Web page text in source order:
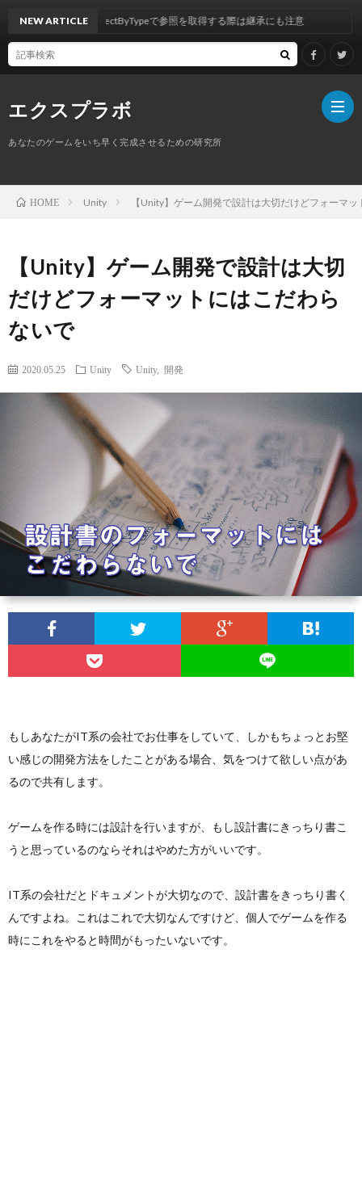
エクスプラボ
あなたのゲームをいち早く完成させるための研究所
ム
ル
ス
容3D
ダ
ジ
ン
の
バ
ー
シ
い
わ
NEW ARTICLE
FindAnyObjectByTypeで参照を取得する際は継承にも注意
HOME Unity 【Unity】ゲーム開発で設計は大切だけどフォーマ
【Unity】ゲーム開発で設計は大切
だけどフォーマットにはこだわら
ないで
2020.05.25 Unity Unity, 開発
もしあなたがIT系の会社でお仕事をしていて、しかもちょっとお堅
い感じの開発方法をしたことがある場合、気をつけて欲しい点があ
るので共有します。
ゲームを作る時には設計を行いますが、もし設計書にきっちり書こ
うと思っているのならそれはやめた方がいいです。
IT系の会社だとドキュメントが大切なので、設計書をきっちり書く
んですよね。これはこれで大切なんですけど、個人でゲームを作る
時にこれをやると時間がもったいないです。